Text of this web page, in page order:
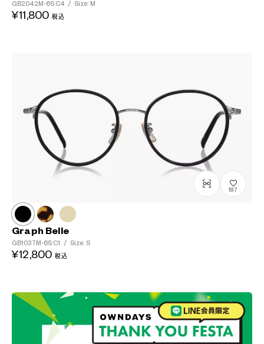
GB2042M-6S C4 / Size: M
¥11,800 税込
187
Graph Belle
GB1037M-6S C1 / Size: S
¥12,800 税込